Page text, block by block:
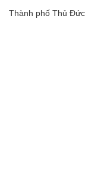
Thành phố Thủ